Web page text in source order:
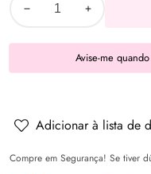
Diminuir
Maria
bebé
quantidade
Maria
bebé
Avise-me
Adicionar à lista de
Compre em Segurança! Se tiver